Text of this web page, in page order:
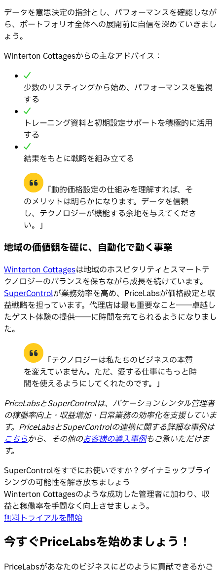
データを意思決定の指針とし、パフォーマンスを確認しなが
ら、ポートフォリオ全体への展開前に自信を深めていきまし
ょう。
Winterton Cottagesからの主なアドバイス：
少数のリスティングから始め、パフォーマンスを監視
する
トレーニング資料と初期設定サポートを積極的に活用
する
結果をもとに戦略を組み立てる
「動的価格設定の仕組みを理解すれば、そ
のメリットは明らかになります。データを信頼
し、テクノロジーが機能する余地を与えてくださ
い。」
地域の価値観を礎に、自動化で動く事業
Winterton Cottagesは地域のホスピタリティとスマートテ
クノロジーのバランスを保ちながら成長を続けています。
SuperControlが業務効率を高め、PriceLabsが価格設定と収
益戦略を担っています。代理店は最も重要なこと――卓越し
たゲスト体験の提供――に時間を充てられるようになりまし
た。
「テクノロジーは私たちのビジネスの本質
を変えていません。ただ、愛する仕事にもっと時
間を使えるようにしてくれたのです。」
PriceLabsとSuperControlは、バケーションレンタル管理者
の稼働率向上・収益増加・日常業務の効率化を支援していま
す。PriceLabsとSuperControlの連携に関する詳細な事例は
こちらから、その他のお客様の導入事例もご覧いただけま
す。
SuperControlをすでにお使いですか？ダイナミックプライ
シングの可能性を解き放ちましょう
Winterton Cottagesのような成功した管理者に加わり、収
益と稼働率を手間なく向上させましょう。
無料トライアルを開始
今すぐPriceLabsを始めましょう！
PriceLabsがあなたのビジネスにどのように貢献できるかご